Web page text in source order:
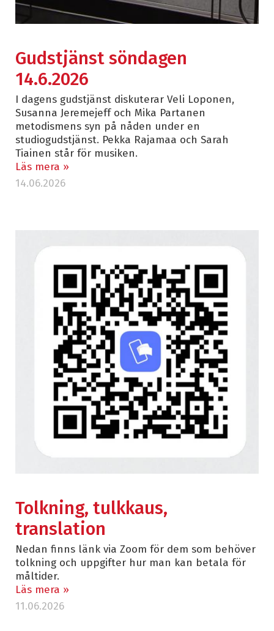
Gudstjänst söndagen
14.6.2026
I dagens gudstjänst diskuterar Veli Loponen,
Susanna Jeremejeff och Mika Partanen
metodismens syn på nåden under en
studiogudstjänst. Pekka Rajamaa och Sarah
Tiainen står för musiken.
Läs mera »
14.06.2026
Tolkning, tulkkaus,
translation
Nedan finns länk via Zoom för dem som behöver
tolkning och uppgifter hur man kan betala för
måltider.
Läs mera »
11.06.2026